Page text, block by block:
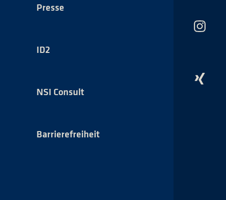
Presse
ID2
NSI Consult
Barrierefreiheit
Das
Das